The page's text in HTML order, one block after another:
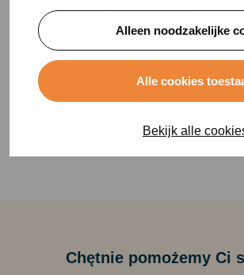
Alleen noodzakelijke
Alle cookies
Bekijk alle
Ubezpieczenie zawartości
Ubezpieczenie pojazdu dla osób
Ubezpieczenie motocykla
Ubezpieczenie dla oldtimerów
Ubezpieczenie skutera
Ubezpieczenie quadów
Ubezpieczenie tymczasowe
Chętnie pomożemy Ci